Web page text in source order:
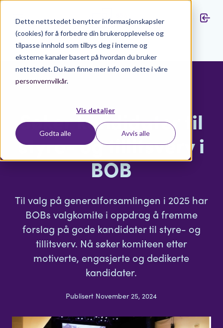
Dette nettstedet benytter informasjonskapsler
(cookies) for å forbedre din brukeropplevelse og
tilpasse innhold som tilbys deg i interne og
eksterne kanaler basert på hvordan du bruker
nettstedet. Du kan finne mer info om dette i våre
personvernvilkår.
Vis detaljer
Godta alle Avvis alle
Aktuelt
Søker kandidater til
styre- og tillitsverv i
BOB
Til valg på generalforsamlingen i 2025 har
BOBs valgkomite i oppdrag å fremme
forslag på gode kandidater til styre- og
tillitsverv. Nå søker komiteen etter
motiverte, engasjerte og dedikerte
kandidater.
Publisert November 25, 2024